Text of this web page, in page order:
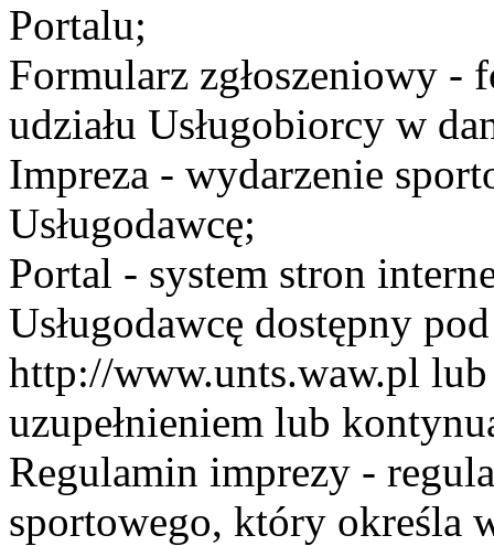
Portalu;
Formularz zgłoszeniowy -
udziału Usługobiorcy w
Impreza - wydarzenie
Usługodawcę;
Portal - system stron
Usługodawcę dostępny
http://www.unts.waw.pl lub
uzupełnieniem lub
Regulamin imprezy -
sportowego, który określa